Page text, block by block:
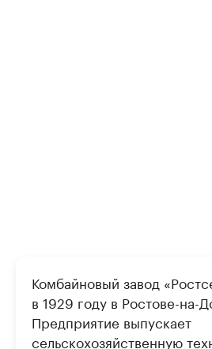
Комбайновый завод
в 1929 году в Ростове-на-
Предприятие выпускает
сельскохозяйственную